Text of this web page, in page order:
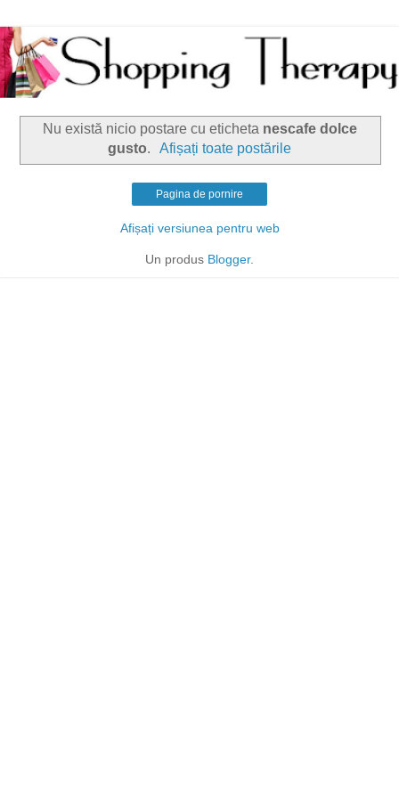
Nu există nicio postare cu eticheta nescafe dolce
gusto. Afișați toate postările
Pagina de pornire
Afișați versiunea pentru web
Un produs Blogger.